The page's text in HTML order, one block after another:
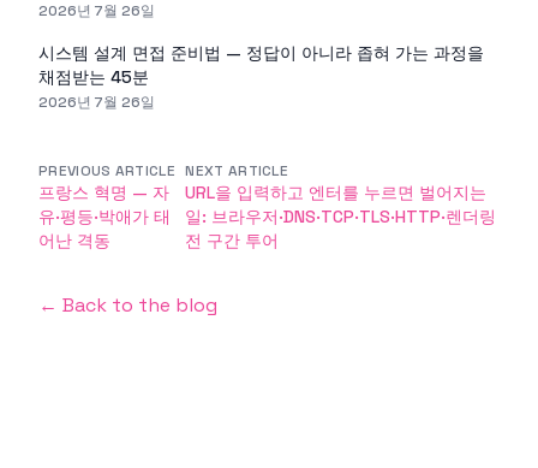
2026년 7월 26일
시스템 설계 면접 준비법 — 정답이 아니라 좁혀 가는 과정을
채점받는 45분
2026년 7월 26일
PREVIOUS ARTICLE
프랑스 혁명 — 자
유·평등·박애가 태
어난 격동
NEXT ARTICLE
URL을 입력하고 엔터를 누르면 벌어지는
일: 브라우저·DNS·TCP·TLS·HTTP·렌더링
전 구간 투어
← Back to the blog